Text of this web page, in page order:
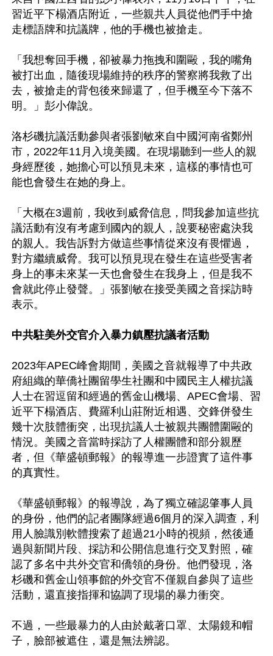
習近平下榻酒店附近，一些親共人員從他們手中搶
走標語牌和抗議牌，他的手機也被搶走。
「我想奪回手機，卻被暴力拖拽和圍毆，我的嘴角
被打出血，隨後現場維持的秩序的警察將我救了出
去，被搶走的背包後來歸還了，但手機至今下落不
明。」彭小偉說。
洛杉磯抗議活動參與者張劉敏來自中國河南省鄭州
市，2022年11月入境美國。在現場聽到一些人的親
身經歷後，她擔心可以預見未來，這樣的事情也可
能也會發生在她的身上。
「大概在3週前，我收到威脅信息，問我參加這些抗
議活動有沒有考慮到國內的親人，說要秘密處決我
的親人。我告訴對方做這些事情從來沒有畏懼過，
對方繼續威脅。我可以預見現在發生在這些受害者
身上的事未來某一天也會發生在我身上，但是我不
會就此停止發聲。」張劉敏在接受美國之音採訪時
表示。
中共駐美外交官介入暴力鎮壓抗議者活動
2023年APEC峰會期間，美國之音就報導了中共政
府組織的華僑社團留學生社團和中國民主人權抗議
人士在習逗留和經過的舊金山機場、APEC會場、習
近平下榻酒店、費羅利山莊附近相遇、交鋒併發生
幾十次肢體衝突，出現抗議人士被親共團體圍毆的
情況。美國之音當時採訪了人權團體和部分親歷
者，但《華盛頓郵報》的報導進一步證實了這件事
的真實性。
《華盛頓郵報》的報導說，為了獨立確認肇事人員
的身份，他們的記者團隊經過6個月的深入調查，利
用人臉識別軟體搜索了超過21小時的視頻，然後通
過與新聞片段、採訪和公開信息進行交叉對照，確
認了多名中共外交官和僑領的身份。他們發現，洛
杉磯和舊金山領事館的外交官不僅親自參與了這些
活動，還直接指揮和協調了現場的暴力衝突。
不過，一些最暴力的人由於戴著口罩、太陽鏡和帽
子，臉部被遮住，還是無法辨認。